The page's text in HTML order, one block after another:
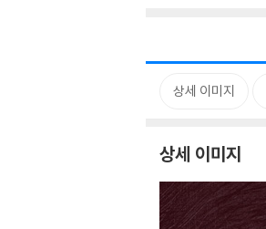
상세 이미지
상세 이미지